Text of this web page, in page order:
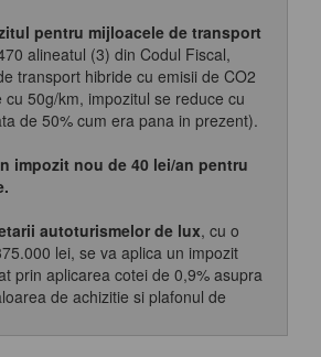
pentru mijloacele de transport
alineatul (3) din Codul Fiscal,
transport hibride cu emisii de CO2
cu 50g/km, impozitul se reduce cu
de 50% cum era pana in prezent).
impozit nou de 40 lei/an pentru
autoturismelor de lux, cu o
lei, se va aplica un impozit
prin aplicarea cotei de 0,9% asupra
de achizitie si plafonul de